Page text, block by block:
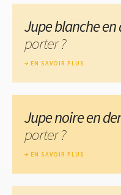
Jupe blanche en
porter ?
EN SAVOIR PLUS
Jupe noire en
porter ?
EN SAVOIR PLUS